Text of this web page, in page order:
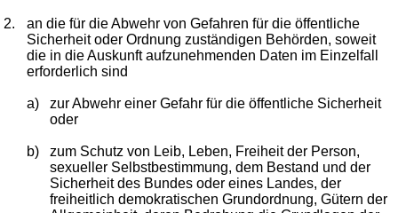
2.
an die für die Abwehr von Gefahren für die öffentliche
Sicherheit oder Ordnung zuständigen Behörden, soweit
die in die Auskunft aufzunehmenden Daten im Einzelfall
erforderlich sind
a)
zur Abwehr einer Gefahr für die öffentliche Sicherheit
oder
b)
zum Schutz von Leib, Leben, Freiheit der Person,
sexueller Selbstbestimmung, dem Bestand und der
Sicherheit des Bundes oder eines Landes, der
freiheitlich demokratischen Grundordnung, Gütern der